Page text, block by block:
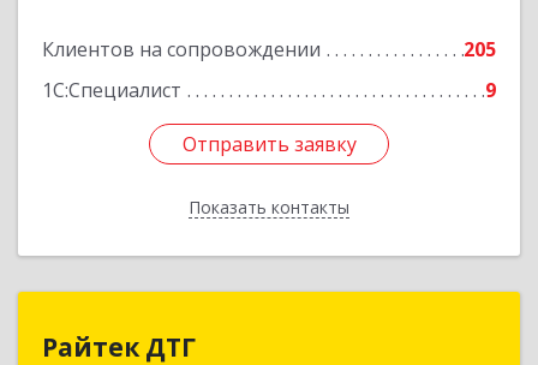
Клиентов на сопровождении
205
1С:Специалист
9
Отправить заявку
Показать контакты
Отправить заявку
Назад
Райтек ДТГ